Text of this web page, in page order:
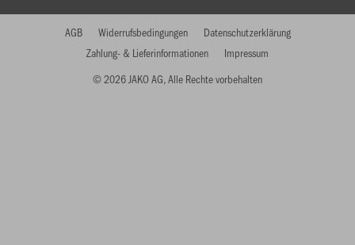
© 2026 JAKO AG, Alle Rechte vorbehalten
AGB Widerrufsbedingungen
Datenschutzerklärung
Zahlung- & Lieferinformationen
Impressum